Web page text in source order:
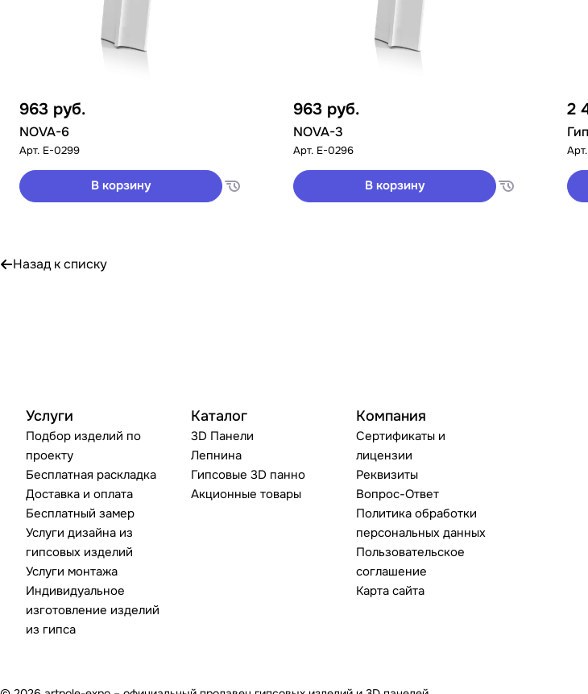
963 руб.
NOVA-6
Арт. E-0299
В корзину
963 руб.
NOVA-3
Арт. E-0296
В корзину
2
Арт.
Назад к списку
Услуги
Подбор изделий по
проекту
Бесплатная раскладка
Доставка и оплата
Бесплатный замер
Услуги дизайна из
гипсовых изделий
Услуги монтажа
Индивидуальное
изготовление изделий
из гипса
Каталог
3D Панели
Лепнина
Гипсовые 3D панно
Акционные товары
Компания
Сертификаты и
лицензии
Реквизиты
Вопрос-Ответ
Политика обработки
персональных данных
Пользовательское
соглашение
Карта сайта